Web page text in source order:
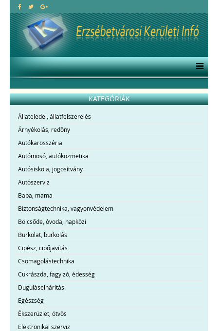
KATEGÓRIÁK
Állateledel, állatfelszerelés
Árnyékolás, redőny
Autókarosszéria
Autómosó, autókozmetika
Autósiskola, jogosítvány
Autószerviz
Baba, mama
Biztonságtechnika, vagyonvédelem
Bölcsőde, óvoda, napközi
Burkolat, burkolás
Cipész, cipőjavítás
Csomagolástechnika
Cukrászda, fagyizó, édesség
Duguláselhárítás
Egészség
Ékszerüzlet, ötvös
Elektronikai szerviz